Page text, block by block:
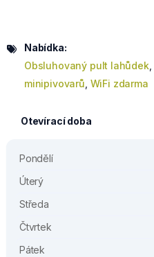
Nabídka:
Obsluhovaný pult lahůdek,
minipivovarů WiFi zdarma
Otevírací doba
Pondělí
Úterý
Středa
Čtvrtek
Pátek